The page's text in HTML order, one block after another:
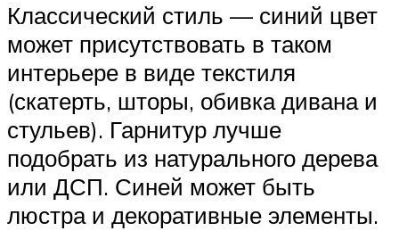
Классический стиль — синий цвет
может присутствовать в таком
интерьере в виде текстиля
(скатерть, шторы, обивка дивана и
стульев). Гарнитур лучше
подобрать из натурального дерева
или ДСП. Синей может быть
люстра и декоративные элементы.